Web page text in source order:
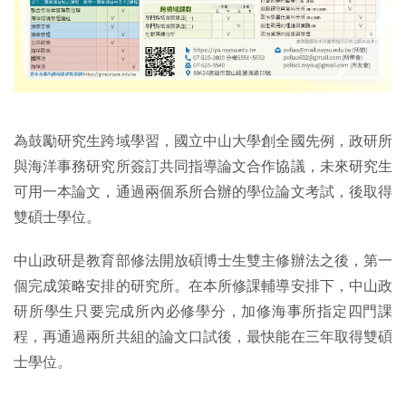
為鼓勵研究生跨域學習，國立中山大學創全國先例，政研所
與海洋事務研究所簽訂共同指導論文合作協議，未來研究生
可用一本論文，通過兩個系所合辦的學位論文考試，後取得
雙碩士學位。
中山政研是教育部修法開放碩博士生雙主修辦法之後，第一
個完成策略安排的研究所。在本所修課輔導安排下，中山政
研所學生只要完成所內必修學分，加修海事所指定四門課
程，再通過兩所共組的論文口試後，最快能在三年取得雙碩
士學位。